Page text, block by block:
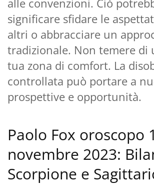
significare sfidare le
altri o abbracciare un
tradizionale. Non temere di
tua zona di comfort. La
controllata può portare a
prospettive e opportunità.
Paolo Fox oroscopo
novembre 2023:
Scorpione e